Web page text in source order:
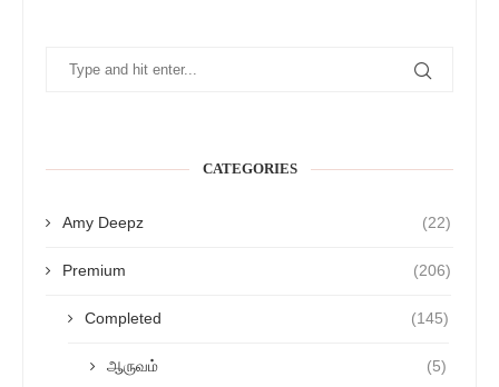
CATEGORIES
Amy Deepz (22)
Premium (206)
Completed (145)
ஆருவம் (5)